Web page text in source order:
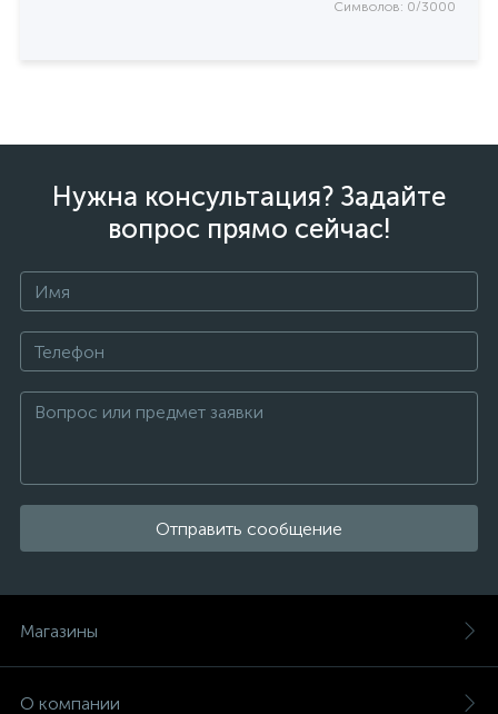
Символов: 0/3000
Нужна консультация? Задайте
вопрос прямо сейчас!
Отправить сообщение
Магазины
О компании